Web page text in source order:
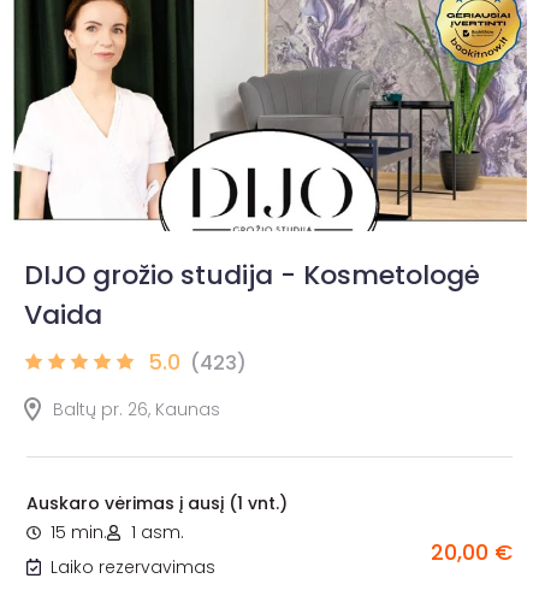
DIJO grožio studija - Kosmetologė
Vaida
5.0 (423)
Baltų pr. 26, Kaunas
Auskaro vėrimas į ausį (1 vnt.)
15 min.
1 asm.
Laiko rezervavimas
20,00 €